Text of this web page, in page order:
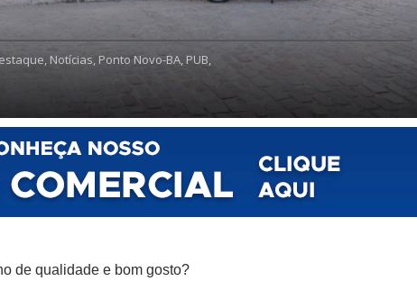
Notícias, Ponto Novo-BA, PUB,
de qualidade e bom gosto?